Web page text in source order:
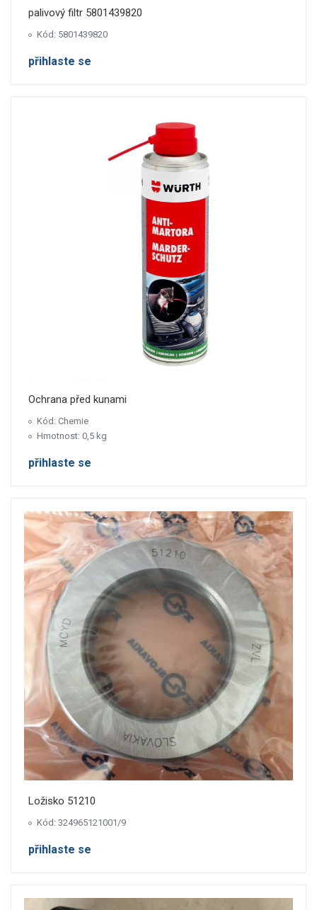
palivový filtr 5801439820
Kód: 5801439820
přihlaste se
Ochrana před kunami
Kód: Chemie
Hmotnost: 0,5 kg
přihlaste se
Ložisko 51210
Kód: 324965121001/9
přihlaste se